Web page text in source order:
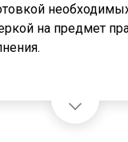
на предмет